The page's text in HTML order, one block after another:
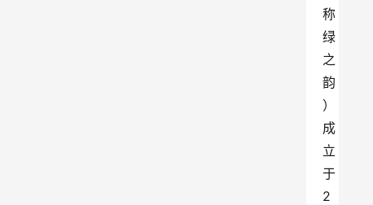
称
绿
之
韵
）
成
立
于
2